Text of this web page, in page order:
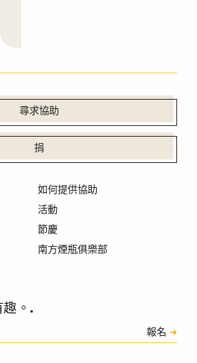
尋求協助
捐
如何提供協助
活動
節慶
南方煙瓶俱樂部
趣。.
報名